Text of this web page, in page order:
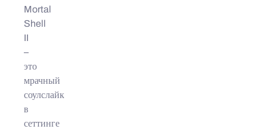
Mortal
Shell
II
–
это
мрачный
соулслайк
в
сеттинге